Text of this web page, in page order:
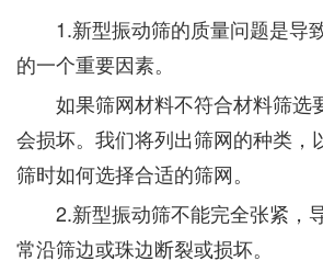
1.新型振动筛的质量问题是导
的一个重要因素。
如果筛网材料不符合材料筛选
会损坏。我们将列出筛网的种类，
筛时如何选择合适的筛网。
2.新型振动筛不能完全张紧，
常沿筛边或珠边断裂或损坏。